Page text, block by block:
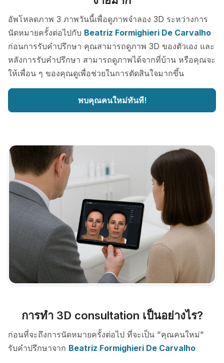
อัพโหลดภาพ 3 ภาพวันนี้เพื่อดูภาพจำลอง 3D ระหว่างการ
นัดหมายครั้งต่อไปกับ Beatriz Formighieri De Carvalho
ก่อนการรับคำปรึกษา คุณสามารถดูภาพ 3D ของตัวเอง และ
หลังการรับคำปรึกษา สามารถดูภาพได้จากที่บ้าน หรือคุณจะ
ให้เพื่อน ๆ ของคุณดูเพื่อช่วยในการตัดสินใจมากขึ้น
พบคุณคนใหม่ทันที!
การทำ 3D consultation เป็นอย่างไร?
ก่อนที่จะถึงการนัดหมายครั้งต่อไป ที่จะเป็น "คุณคนใหม่"
รับคำปรึกษาจาก Beatriz Formighieri De Carvalho